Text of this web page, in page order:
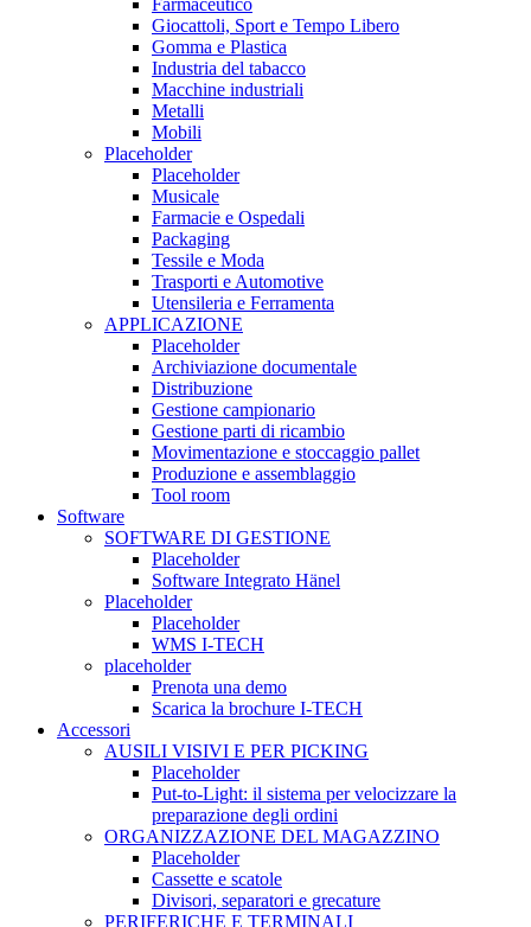
Farmaceutico
Giocattoli, Sport e Tempo Libero
Gomma e Plastica
Industria del tabacco
Macchine industriali
Metalli
Mobili
Placeholder
Placeholder
Musicale
Farmacie e Ospedali
Packaging
Tessile e Moda
Trasporti e Automotive
Utensileria e Ferramenta
APPLICAZIONE
Placeholder
Archiviazione documentale
Distribuzione
Gestione campionario
Gestione parti di ricambio
Movimentazione e stoccaggio pallet
Produzione e assemblaggio
Tool room
Software
SOFTWARE DI GESTIONE
Placeholder
Software Integrato Hänel
Placeholder
Placeholder
WMS I-TECH
placeholder
Prenota una demo
Scarica la brochure I-TECH
Accessori
AUSILI VISIVI E PER PICKING
Placeholder
Put-to-Light: il sistema per velocizzare la
preparazione degli ordini
ORGANIZZAZIONE DEL MAGAZZINO
Placeholder
Cassette e scatole
Divisori, separatori e grecature
PERIFERICHE E TERMINALI